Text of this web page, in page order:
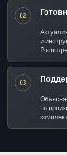
02
и
03
по